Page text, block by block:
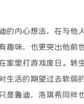
内心想法，在与他
味，也更突出他前
里打游戏度日。转
生活的期望过去软弱
鲁迪，洛琪希同样